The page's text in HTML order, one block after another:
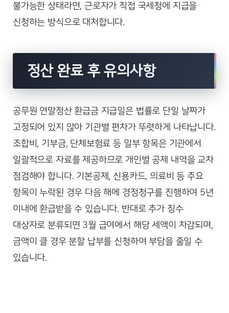
불가능한 상태라면, 근로자가 직접 국세청에 지급을
신청하는 방식으로 대처합니다.
정산 완료 후 유의사항
공무원 연말정산 환급금 지급일은 법률로 단일 날짜가
고정되어 있지 않아 기관별 편차가 뚜렷하게 나타납니다.
조합비, 기부금, 단체보험료 등 일부 항목은 기관에서
일괄적으로 자료를 제공하므로 개인별 공제 내역을 교차
점검해야 합니다. 기본공제, 신용카드, 의료비 등 주요
항목이 누락된 경우 다음 해에 경정청구를 진행하여 5년
이내에 환급받을 수 있습니다. 반대로 추가 징수
대상자로 분류되면 3월 급여에서 해당 세액이 차감되며,
금액이 클 경우 분할 납부를 신청하여 부담을 줄일 수
있습니다.